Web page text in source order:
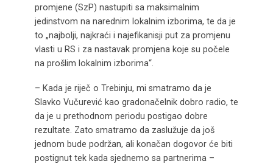
promjene (SzP) nastupiti sa maksimalnim
jedinstvom na narednim lokalnim izborima, te da je
to „najbolji, najkraći i najefikanisji put za promjenu
vlasti u RS i za nastavak promjena koje su počele
na prošlim lokalnim izborima“.
– Kada je riječ o Trebinju, mi smatramo da je
Slavko Vučurević kao gradonačelnik dobro radio, te
da je u prethodnom periodu postigao dobre
rezultate. Zato smatramo da zaslužuje da još
jednom bude podržan, ali konačan dogovor će biti
postignut tek kada sjednemo sa partnerima –